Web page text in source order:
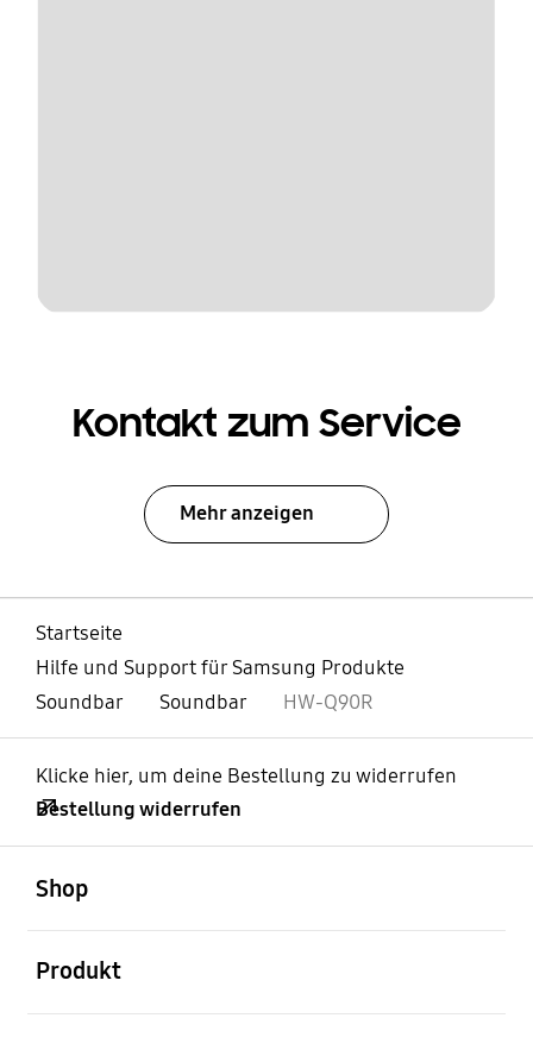
Kontakt zum Service
Mehr anzeigen
Startseite
Hilfe und Support für Samsung Produkte
Soundbar
Soundbar HW-Q90R
Klicke hier, um deine Bestellung zu widerrufen
Bestellung widerrufen
Shop
Produkt